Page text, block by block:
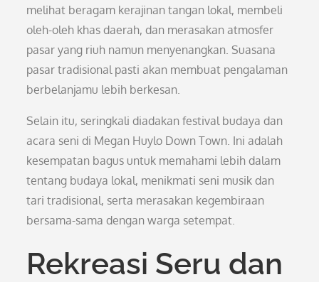
melihat beragam kerajinan tangan lokal, membeli
oleh-oleh khas daerah, dan merasakan atmosfer
pasar yang riuh namun menyenangkan. Suasana
pasar tradisional pasti akan membuat pengalaman
berbelanjamu lebih berkesan.
Selain itu, seringkali diadakan festival budaya dan
acara seni di Megan Huylo Down Town. Ini adalah
kesempatan bagus untuk memahami lebih dalam
tentang budaya lokal, menikmati seni musik dan
tari tradisional, serta merasakan kegembiraan
bersama-sama dengan warga setempat.
Rekreasi Seru dan